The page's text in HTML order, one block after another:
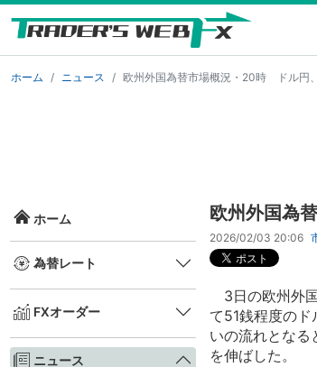
ホーム ニュース 欧州外国為替市場概況・20時 ドル円
ホーム
為替レート
FXオーダー
ニュース
欧州外国為
2026/02/03 20:06
3日の欧州外
て51銭程度の
いの流れとな
を伸ばした。